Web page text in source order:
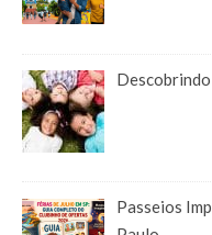
Passeios